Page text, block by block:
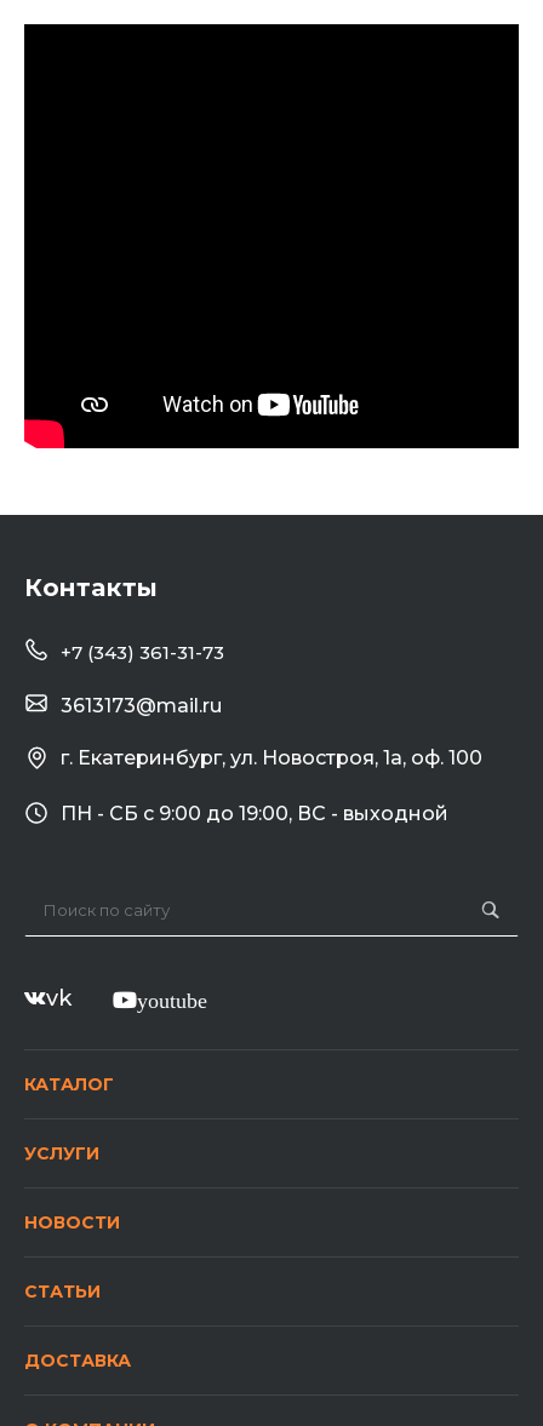
Контакты
+7 (343) 361-31-73
г. Екатеринбург, ул. Новостроя, 1а, оф. 100
3613173@mail.ru
ПН - СБ с 9:00 до 19:00, ВС - выходной
vk youtube
КАТАЛОГ
УСЛУГИ
НОВОСТИ
СТАТЬИ
ДОСТАВКА